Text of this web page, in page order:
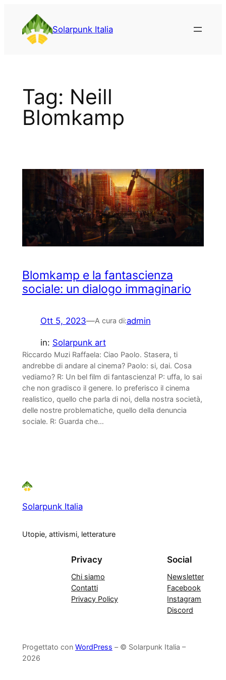
contenuto
Solarpunk Italia
Tag: Neill
Blomkamp
Blomkamp e la fantascienza
sociale: un dialogo immaginario
Ott 5, 2023—A cura di:admin
in: Solarpunk art
Riccardo Muzi Raffaela: Ciao Paolo. Stasera, ti
andrebbe di andare al cinema? Paolo: si, dai. Cosa
vediamo? R: Un bel film di fantascienza! P: uffa, lo sai
che non gradisco il genere. Io preferisco il cinema
realistico, quello che parla di noi, della nostra società,
delle nostre problematiche, quello della denuncia
sociale. R: Guarda che…
Solarpunk Italia
Utopie, attivismi, letterature
Privacy
Chi siamo
Contatti
Privacy Policy
Social
Newsletter
Facebook
Instagram
Discord
Progettato con WordPress – © Solarpunk Italia –
2026